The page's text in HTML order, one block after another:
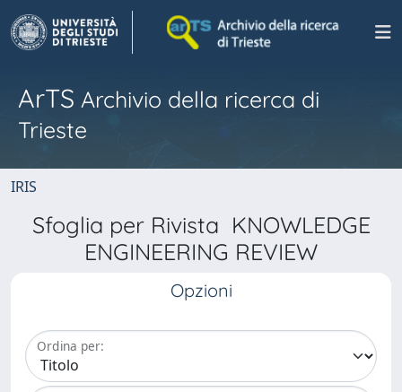
ArTS Archivio della ricerca di
Trieste
IRIS
Sfoglia per Rivista KNOWLEDGE
ENGINEERING REVIEW
Opzioni
Ordina per: